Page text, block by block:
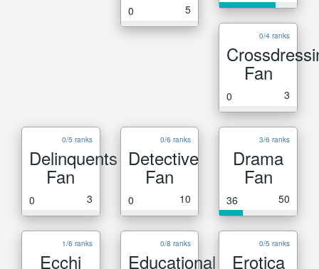
0 5
0/4 ranks
Fan
0 3
0/5 ranks
Delinquents
Fan
0 3
0/6 ranks
Detective
Fan
0 10
3/6 ranks
Drama
Fan
36 50
1/6 ranks
Ecchi
0/8 ranks
Educational
0/5 ranks
Erotica